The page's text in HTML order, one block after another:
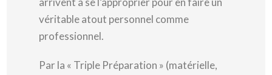
véritable atout personnel comme
professionnel.
Par la « Triple Préparation » (matérielle,